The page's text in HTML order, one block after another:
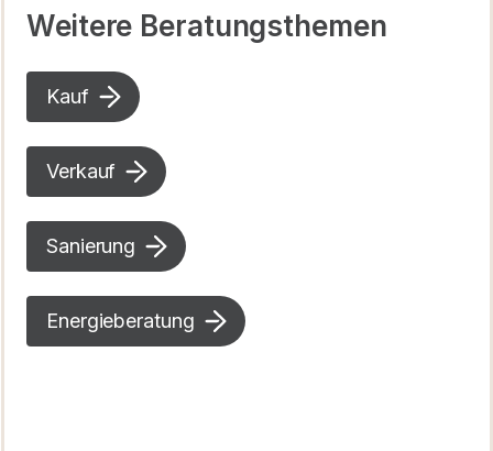
Weitere Beratungsthemen
Kauf
Verkauf
Sanierung
Energieberatung